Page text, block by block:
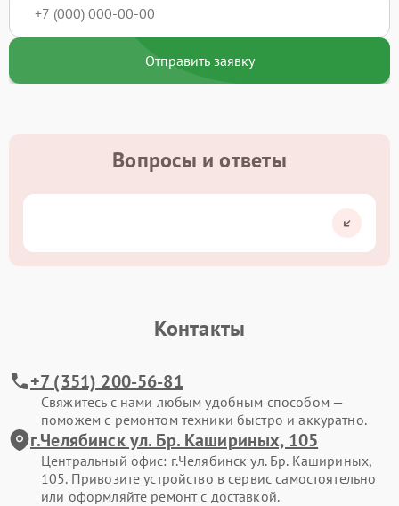
Отправить заявку
Вопросы и ответы
Контакты
+7 (351) 200-56-81
Свяжитесь с нами любым удобным способом —
поможем с ремонтом техники быстро и аккуратно.
г.Челябинск ул. Бр. Кашириных, 105
Центральный офис: г.Челябинск ул. Бр. Кашириных,
105. Привозите устройство в сервис самостоятельно
или оформляйте ремонт с доставкой.